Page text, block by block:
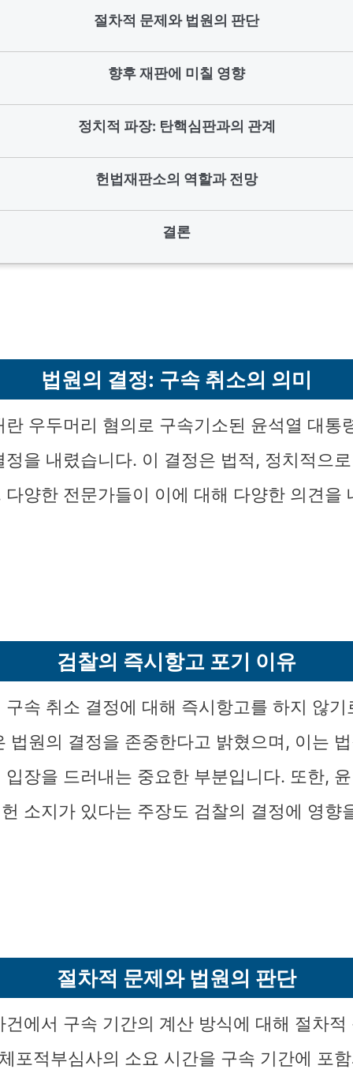
절차적 문제와 법원의 판단
향후 재판에 미칠 영향
정치적 파장: 탄핵심판과의 관계
헌법재판소의 역할과 전망
결론
법원의 결정: 구속 취소의 의미
란 우두머리 혐의로 구속기소된 윤석열 대통
정을 내렸습니다. 이 결정은 법적, 정치적으
다양한 전문가들이 이에 대해 다양한 의견을
검찰의 즉시항고 포기 이유
구속 취소 결정에 대해 즉시항고를 하지 않기
법원의 결정을 존중한다고 밝혔으며, 이는
입장을 드러내는 중요한 부분입니다. 또한,
소지가 있다는 주장도 검찰의 결정에 영향
절차적 문제와 법원의 판단
건에서 구속 기간의 계산 방식에 대해 절차적
포적부심사의 소요 시간을 구속 기간에 포